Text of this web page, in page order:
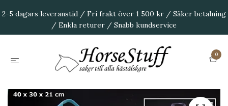
2-5 dagars leveranstid / Fri frakt över 1 500 kr / Säker betalning
/ Enkla returer / Snabb kundservice
0